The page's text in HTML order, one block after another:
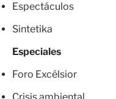
Espectáculos
Sintetika
Especiales
Foro Excélsior